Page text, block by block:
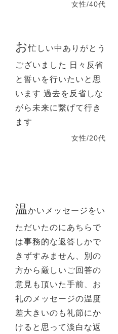
女性/40代
お忙しい中ありがとう
ございました 日々反省
と誓いを行いたいと思
います 過去を反省しな
がら未来に繋げて行き
ます
女性/20代
温かいメッセージをい
ただいたのにあちらで
は事務的な返答しかで
きずすみません、別の
方から厳しいご回答の
意見も頂いた手前、お
礼のメッセージの温度
差大きいのも礼節にか
けると思って淡白な返